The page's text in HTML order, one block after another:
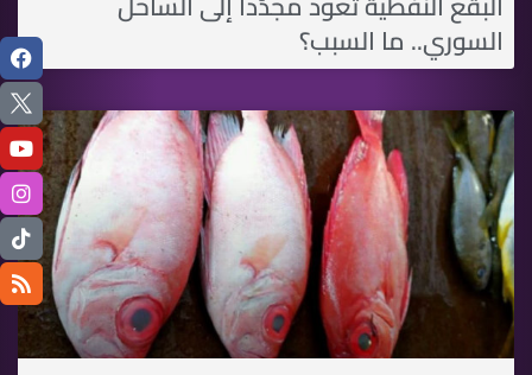
السوري.. ما السبب؟